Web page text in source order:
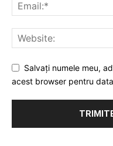
Salvați numele meu,
acest browser pentru